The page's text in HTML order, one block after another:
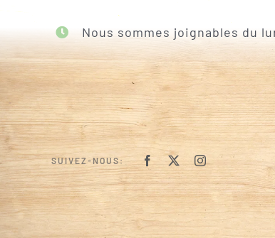
Nous sommes joignables du
SUIVEZ-NOUS: